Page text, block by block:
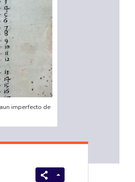
imperfecto de